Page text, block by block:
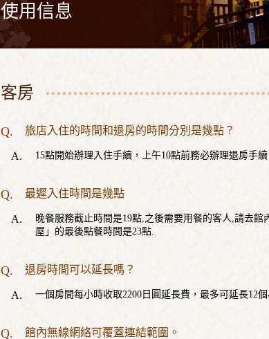
使用信息
客房
旅店入住的時間和退房的時間分別是幾點？
15點開始辦理入住手續，上午10點前務必辦理退房手續
最遲入住時間是幾點
晚餐服務截止時間是19點,之後需要用餐的客人,請去
屋」的最後點餐時間是23點.
退房時間可以延長嗎？
一個房間每小時收取2200日圓延長費，最多可延長12
館內無線網絡可覆蓋連結範圍。